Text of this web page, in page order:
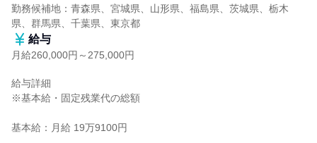
勤務候補地：青森県、宮城県、山形県、福島県、茨城県、栃木
県、群馬県、千葉県、東京都
給与
月給260,000円～275,000円
給与詳細
※基本給・固定残業代の総額
基本給：月給 19万9100円